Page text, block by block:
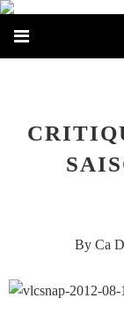
By Ca